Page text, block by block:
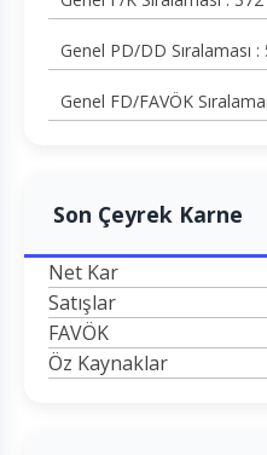
Genel PD/DD Sıralaması
Genel FD/FAVÖK
Son Çeyrek Karne
Net Kar
Satışlar
FAVÖK
Öz Kaynaklar